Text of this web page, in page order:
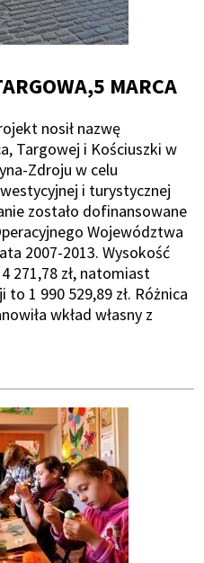
MARCA
nosił nazwę
Targowej i Kościuszki w
Zdroju w celu
i turystycznej
zostało dofinansowane
Województwa
2007-2013. Wysokość
271,78 zł, natomiast
1 990 529,89 zł. Różnica
wkład własny z